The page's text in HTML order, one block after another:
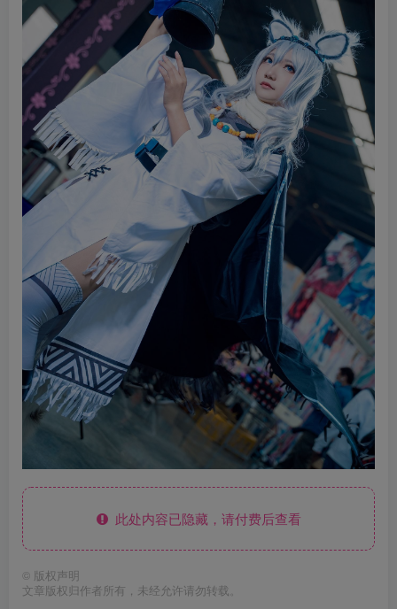
此处内容已隐藏，请付费后查看
© 版权声明
文章版权归作者所有，未经允许请勿转载。